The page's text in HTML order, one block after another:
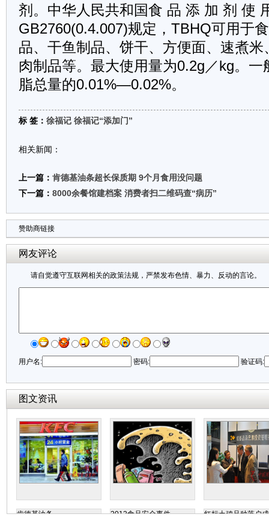
剂。中华人民共和国食 品 添 加 剂 使
GB2760(0.4.007)规定，TBHQ可用于
品、干鱼制品、饼干、方便面、速煮
肉制品等。最大使用量为0.2g／kg。
脂总量的0.01%—0.02%。
标 签： 徐福记 徐福记“添加门”
相关新闻：
上一篇： 肯德基油条超长保质期 9个月食用没问题
下一篇： 8000余餐馆建档案 消费者扫二维码查“病历”
赞助商链接
网友评论
请自觉遵守互联网相关的政策法规，严禁发布色情、暴力、反动的言论。
用户名: 密码: 验证码:
图文资讯
肯德基油条 2012食品安全事件 红标土鸡品种落户